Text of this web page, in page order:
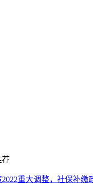
荐
2022重大调整，社保补